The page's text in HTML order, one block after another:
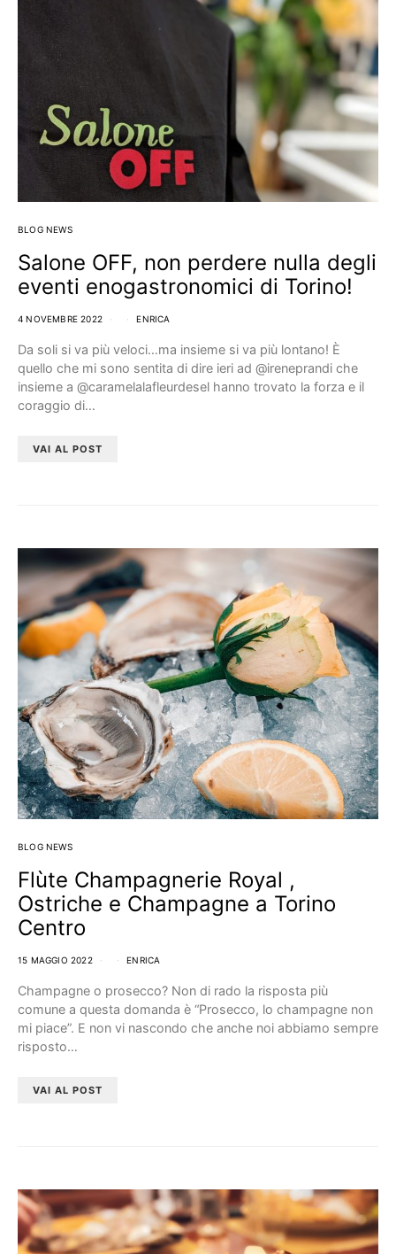
BLOG NEWS
Salone OFF, non perdere nulla degli
eventi enogastronomici di Torino!
4 NOVEMBRE 2022 ENRICA
Da soli si va più veloci…ma insieme si va più lontano! È
quello che mi sono sentita di dire ieri ad @ireneprandi che
insieme a @caramelalafleurdesel hanno trovato la forza e il
coraggio di…
VAI AL POST
BLOG NEWS
Flùte Champagnerie Royal ,
Ostriche e Champagne a Torino
Centro
15 MAGGIO 2022 ENRICA
Champagne o prosecco? Non di rado la risposta più
comune a questa domanda è “Prosecco, lo champagne non
mi piace”. E non vi nascondo che anche noi abbiamo sempre
risposto…
VAI AL POST